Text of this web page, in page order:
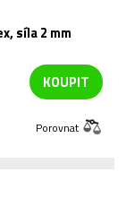
síla 2 mm
KOUPIT
Porovnat